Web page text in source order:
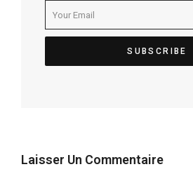
Laisser Un Commentaire